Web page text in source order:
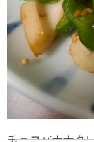
チョコバナナク